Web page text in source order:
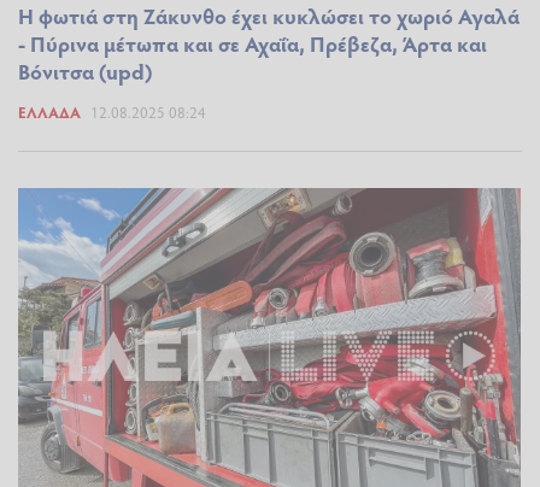
Η φωτιά στη Ζάκυνθο έχει κυκλώσει το χωριό Αγαλά
- Πύρινα μέτωπα και σε Αχαΐα, Πρέβεζα, Άρτα και
Βόνιτσα (upd)
ΕΛΛΆΔΑ 12.08.2025 08:24